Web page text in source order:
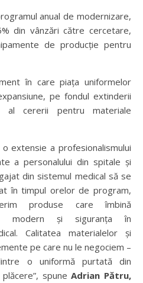
anual de modernizare,
din vânzări către cercetare,
de producție pentru
în care piața uniformelor
pe fondul extinderii
al cererii pentru materiale
extensie a profesionalismului
a personalului din spitale și
din sistemul medical să se
în timpul orelor de program,
produse care îmbină
modern și siguranța în
Calitatea materialelor și
pe care nu le negociem –
o uniformă purtată din
spuneAdrian Pătru,